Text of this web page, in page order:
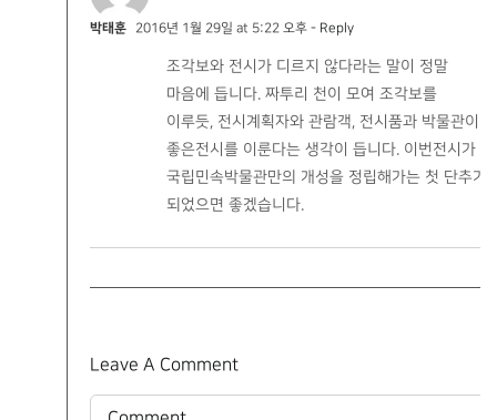
박태훈 2016년 1월 29일 at 5:22 오후 - Reply
조각보와 전시가 디르지 않다라는 말이 정말
마음에 듭니다. 짜투리 천이 모여 조각보를
이루듯, 전시계획자와 관람객, 전시품과 박물관이
좋은전시를 이룬다는 생각이 듭니다. 이번전시가
국립민속박물관만의 개성을 정립해가는 첫 단추가
되었으면 좋겠습니다.
Leave A Comment
Comment